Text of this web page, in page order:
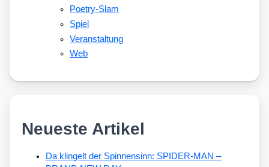
Poetry-Slam
Spiel
Veranstaltung
Web
Neueste Artikel
Da klingelt der Spinnensinn: SPIDER-MAN –